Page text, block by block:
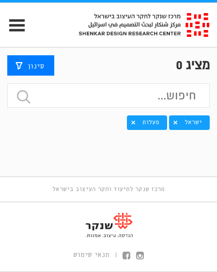
מציג 0 סינון
ישראל מעלות
מרכז שנקר לתיעוד וחקר העיצוב בישראל
תנאי שימוש